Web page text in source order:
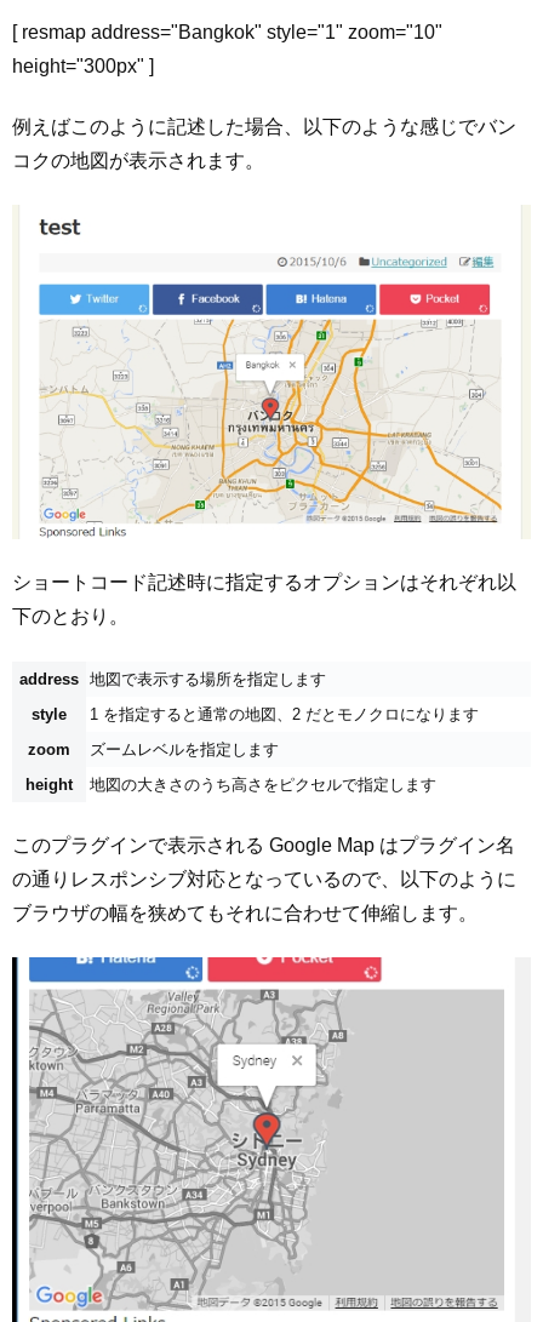
[ resmap address="Bangkok" style="1" zoom="10"
height="300px" ]
例えばこのように記述した場合、以下のような感じでバン
コクの地図が表示されます。
ショートコード記述時に指定するオプションはそれぞれ以
下のとおり。
address 地図で表示する場所を指定します
style
1 を指定すると通常の地図、2 だとモノクロになります
zoom
ズームレベルを指定します
height
地図の大きさのうち高さをピクセルで指定します
このプラグインで表示される Google Map はプラグイン名
の通りレスポンシブ対応となっているので、以下のように
ブラウザの幅を狭めてもそれに合わせて伸縮します。